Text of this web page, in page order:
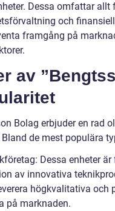
Dessa omfattar
och
framgång på
av
Bolag erbjuder en rad
Bland de mest populära
Dessa enheter
av innovativa
högkvalitativa
på marknaden.